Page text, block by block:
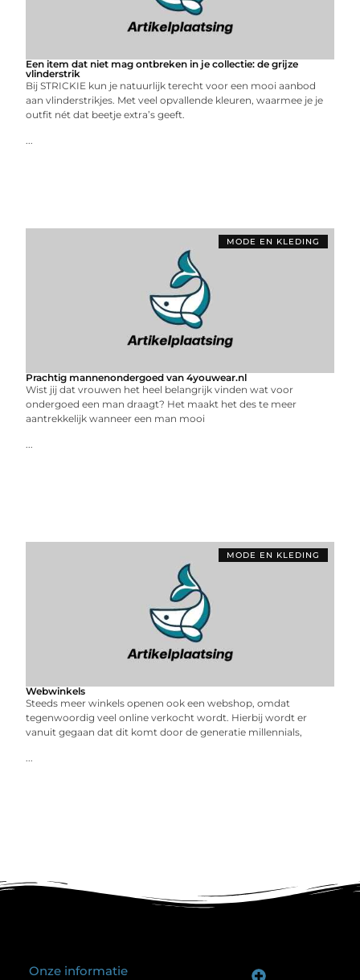
Een item dat niet mag ontbreken in je collectie: de grijze
vlinderstrik
Bij STRICKIE kun je natuurlijk terecht voor een mooi aanbod
aan vlinderstrikjes. Met veel opvallende kleuren, waarmee je je
outfit nét dat beetje extra’s geeft.
...
MODE EN KLEDING
Prachtig mannenondergoed van 4youwear.nl
Wist jij dat vrouwen het heel belangrijk vinden wat voor
ondergoed een man draagt? Het maakt het des te meer
aantrekkelijk wanneer een man mooi
...
MODE EN KLEDING
Webwinkels
Steeds meer winkels openen ook een webshop, omdat
tegenwoordig veel online verkocht wordt. Hierbij wordt er
vanuit gegaan dat dit komt door de generatie millennials,
...
Onze informatie